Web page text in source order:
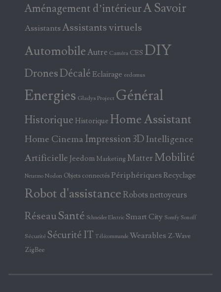
Aménagement d’intérieurA Savoir
AssistantsAssistants virtuels
AutomobileAutre Caméra CES DIY
DronesDécalé Eclairage eedomus
Energies Gladys Project Général
Historique Historique Home Assistant
Home Cinema Impression 3DIntelligence
Artificielle Jeedom Marketing Matter Mobilité
Netatmo Nodon Objets connectés PériphériquesRecyclage
Robot d'assistance Robots nettoyeurs
RéseauSanté Schneider Electric Smart City Somfy Sonoff
Sécurité Sécurité IT Télécommande Wearables Z-Wave
ZigBee